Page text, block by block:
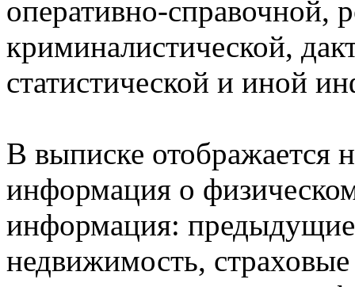
оперативно-справочной,
криминалистической,
статистической и иной
В выписке отображается
информация о
информация:
недвижимость,